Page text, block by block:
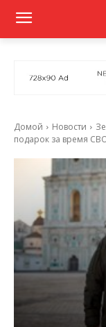
Домой Новости
подарок за время